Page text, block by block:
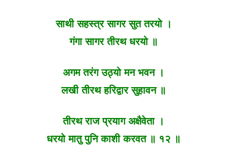
साथी सहस्त्र सागर सुत तरयो ।
गंगा सागर तीरथ धरयो ॥
अगम तरंग उठ्यो मन भवन ।
लखी तीरथ हरिद्वार सुहावन ॥
तीरथ राज प्रयाग अक्षैवेता ।
धरयो मातु पुनि काशी करवत ॥ १२ ॥